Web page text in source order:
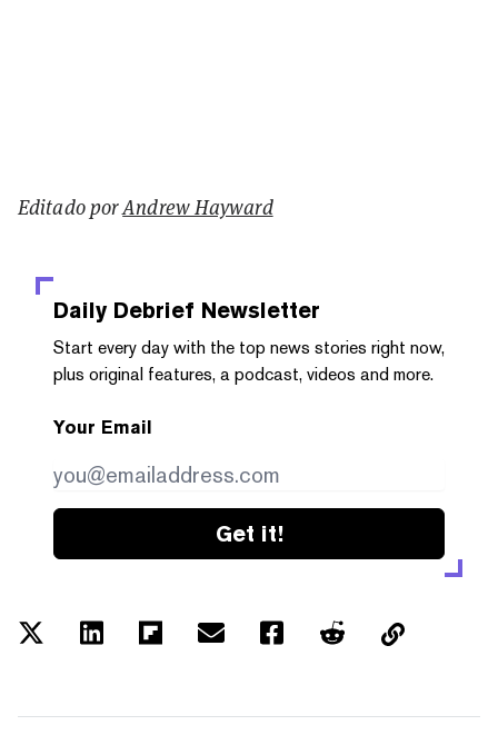
Editado porAndrew Hayward
Daily Debrief Newsletter
Start every day with the top news stories right now,
plus original features, a podcast, videos and more.
Your Email
Get it!